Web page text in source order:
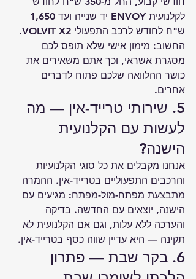
ש"ח לחודש לרכב התפעולי VOLVIT X2.
החשוב: מימון אישי שלא תופס לכם
מסגרת אשראי, וכך אתם משאירים את
כושר ההלוואה שלכם פתוח לדברים
אחרים.
5. שירותי טרייד-אין — מה
לעשות עם הקלנועית
הישנה?
אנחנו מקבלים את כל סוגי הקלנועיות
והרכבים התפעוליים בטרייד-אין. ההמרה
מתבצעת מפתח-מול-מפתח: מגיעים עם
הישנה, יוצאים עם החדשה. בדיקה
והערכה ללא עלות, וגם אם הקלנועית לא
תקינה — היא עדיין שווה כסף בטרייד-אין.
6. בקר שבת — פתרון